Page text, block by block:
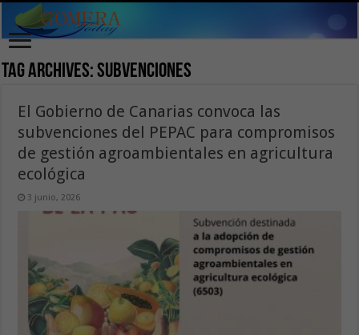
Tag Archives:subvenciones
El Gobierno de Canarias convoca las
subvenciones del PEPAC para compromisos
de gestión agroambientales en agricultura
ecológica
3 junio, 2026